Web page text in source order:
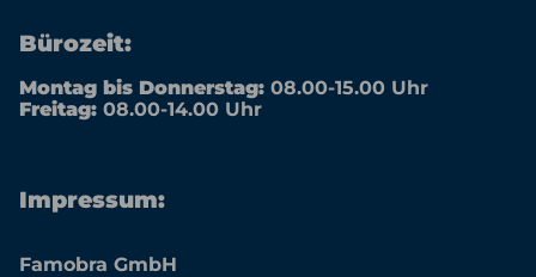
Bürozeit:
Montag bis Donnerstag: 08.00-15.00 Uhr
Freitag: 08.00-14.00 Uhr
Impressum:
Famobra GmbH